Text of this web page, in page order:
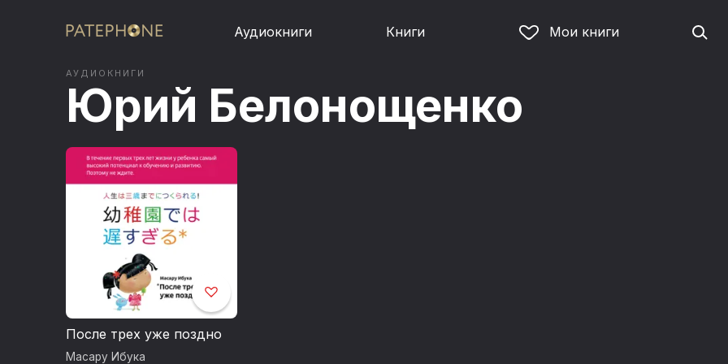
Аудиокниги Книги Мои книги
АУДИОКНИГИ
Юрий Белонощенко
После трех уже поздно
Масару Ибука